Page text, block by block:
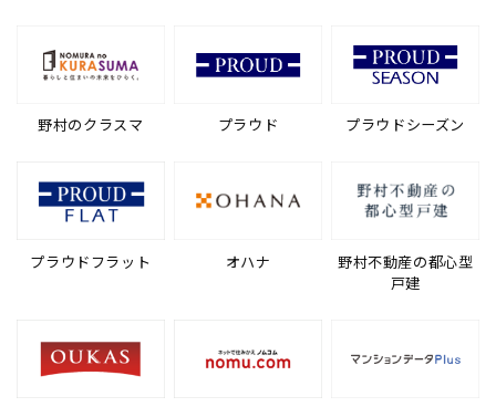
野村のクラスマ プラウド プラウドシーズン
プラウドフラット オハナ
野村不動産の都心型
戸建